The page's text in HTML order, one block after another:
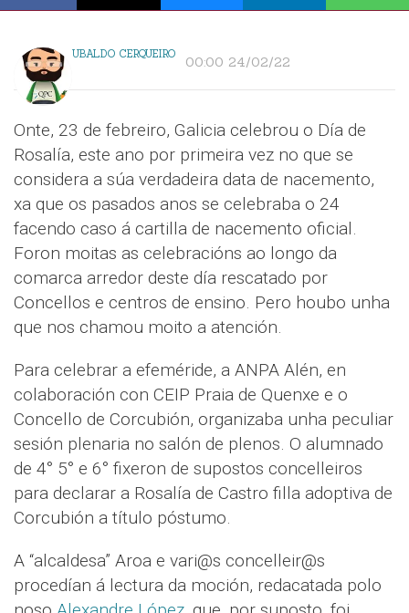
UBALDO CERQUEIRO 00:00 24/02/22
Onte, 23 de febreiro, Galicia celebrou o Día de
Rosalía, este ano por primeira vez no que se
considera a súa verdadeira data de nacemento,
xa que os pasados anos se celebraba o 24
facendo caso á cartilla de nacemento oficial.
Foron moitas as celebracións ao longo da
comarca arredor deste día rescatado por
Concellos e centros de ensino. Pero houbo unha
que nos chamou moito a atención.
Para celebrar a efeméride, a ANPA Alén, en
colaboración con CEIP Praia de Quenxe e o
Concello de Corcubión, organizaba unha peculiar
sesión plenaria no salón de plenos. O alumnado
de 4° 5° e 6° fixeron de supostos concelleiros
para declarar a Rosalía de Castro filla adoptiva de
Corcubión a título póstumo.
A “alcaldesa” Aroa e vari@s concelleir@s
procedían á lectura da moción, redacatada polo